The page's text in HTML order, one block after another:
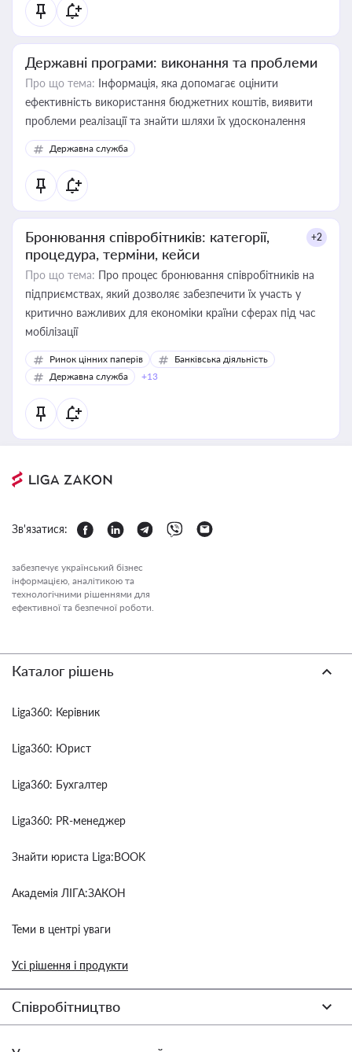
Державні програми: виконання та проблеми
Про що тема: Інформація, яка допомагає оцінити
ефективність використання бюджетних коштів, виявити
проблеми реалізації та знайти шляхи їх удосконалення
Державна служба
Бронювання співробітників: категорії,
процедура, терміни, кейси
+2
Про що тема: Про процес бронювання співробітників на
підприємствах, який дозволяє забезпечити їх участь у
критично важливих для економіки країни сферах під час
мобілізації
Ринок цінних паперів
Банківська діяльність
Державна служба
+13
Зв'язатися:
забезпечує український бізнес
інформацією, аналітикою та
технологічними рішеннями для
ефективної та безпечної роботи.
Каталог рішень
Liga360: Керівник
Liga360: Юрист
Liga360: Бухгалтер
Liga360: PR-менеджер
Знайти юриста Liga:BOOK
Академія ЛІГА:ЗАКОН
Теми в центрі уваги
Усі рішення і продукти
Співробітництво